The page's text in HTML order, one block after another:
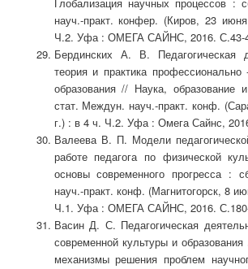
науч.-практ. конфер. (Киров, 23
Ч.2. Уфа : ОМЕГА САЙНС, 2016. С.43-
Бердинских А. В. Педагогическая
теория и практика профессионально
образования // Наука, образование
стат. Междун. науч.-практ. конф.
г.) : в 4 ч. Ч.2. Уфа : Омега Сайнс,
Валеева В. П. Модели
работе педагога по физической
основы современного прогресса :
науч.-практ. конф. (Магнитогорск, 8
Ч.1. Уфа : ОМЕГА САЙНС, 2016.
Васин Д. С. Педагогическая
современной культуры и
механизмы решения проблем